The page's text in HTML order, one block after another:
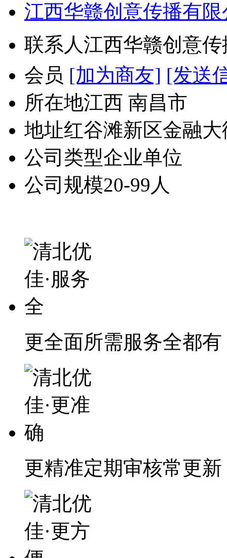
江西华赣创意传播有限
联系人江西华赣创意
会员 [加为商友] [发送
所在地江西 南昌市
地址红谷滩新区金融
公司类型企业单位
公司规模20-99人
更全面所需服务全都有
更精准定期审核常更新